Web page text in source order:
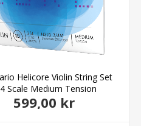
Helicore Violin String Set
Scale Medium Tension
599,00 kr